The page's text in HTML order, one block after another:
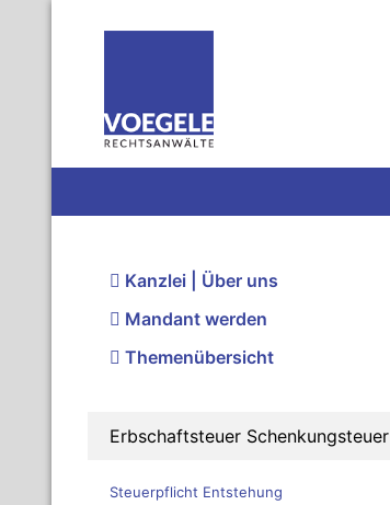
Kanzlei | Über uns
Mandant werden
Themenübersicht
Erbschaftsteuer Schenkungsteuer
Steuerpflicht Entstehung